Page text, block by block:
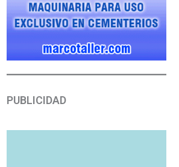
PUBLICIDAD